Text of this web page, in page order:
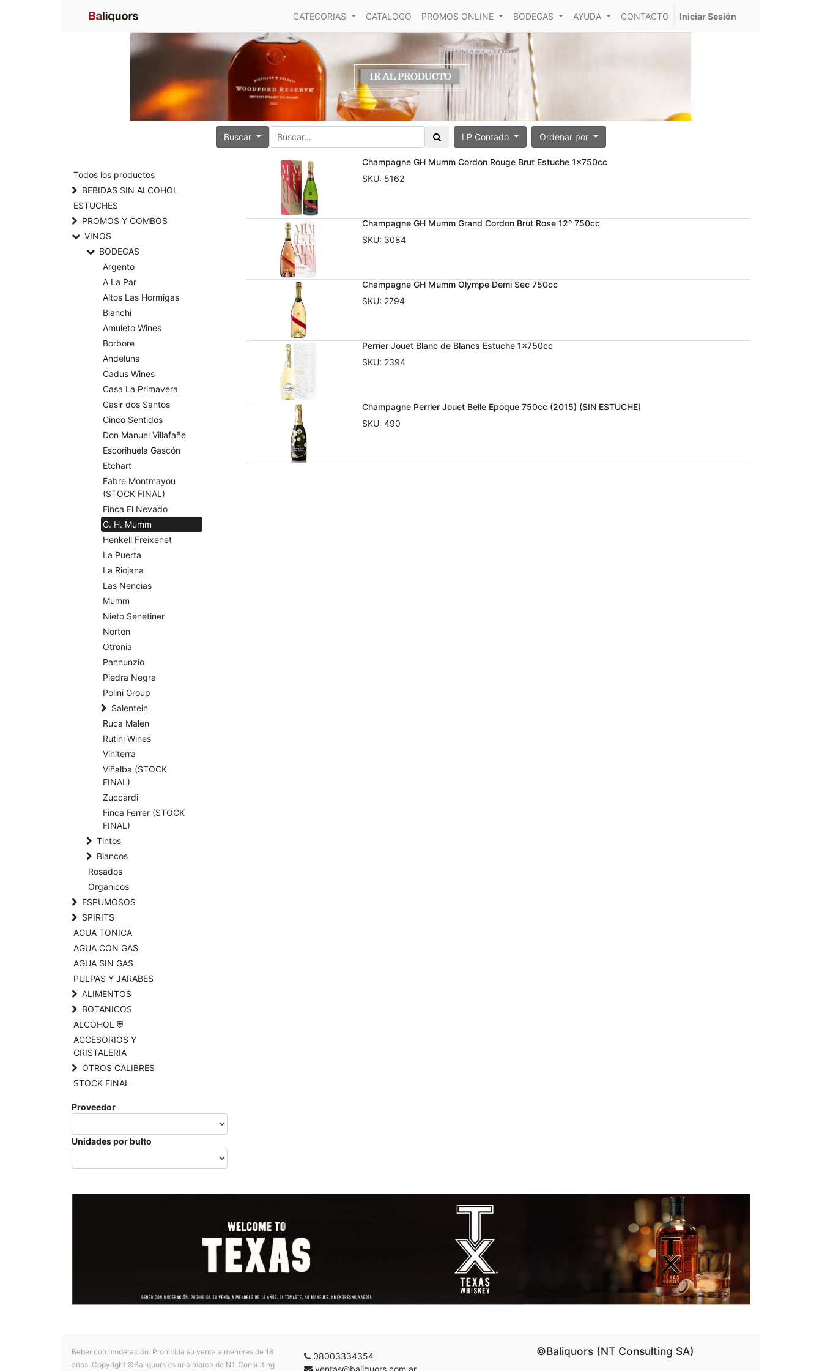
CATEGORIAS CATALOGO PROMOS ONLINE BODEGAS AYUDA CONTACTO Iniciar Sesión
Buscar LP Contado Ordenar por
Todos los productos
BEBIDAS SIN ALCOHOL
ESTUCHES
PROMOS Y COMBOS
VINOS
BODEGAS
Argento
A La Par
Altos Las Hormigas
Bianchi
Amuleto Wines
Borbore
Andeluna
Cadus Wines
Casa La Primavera
Casir dos Santos
Cinco Sentidos
Don Manuel Villafañe
Escorihuela Gascón
Etchart
Fabre Montmayou
(STOCK FINAL)
Finca El Nevado
G. H. Mumm
Henkell Freixenet
La Puerta
La Riojana
Las Nencias
Mumm
Nieto Senetiner
Norton
Otronia
Pannunzio
Piedra Negra
Polini Group
Salentein
Ruca Malen
Rutini Wines
Viniterra
Viñalba (STOCK
FINAL)
Zuccardi
Finca Ferrer (STOCK
FINAL)
Tintos
Blancos
Rosados
Organicos
ESPUMOSOS
SPIRITS
AGUA TONICA
AGUA CON GAS
AGUA SIN GAS
PULPAS Y JARABES
ALIMENTOS
BOTANICOS
ALCOHOL ⛨
ACCESORIOS Y
CRISTALERIA
OTROS CALIBRES
STOCK FINAL
Proveedor
Unidades por bulto
Champagne GH Mumm Cordon Rouge Brut Estuche 1x750cc
SKU: 5162
Champagne GH Mumm Grand Cordon Brut Rose 12º 750cc
SKU: 3084
Champagne GH Mumm Olympe Demi Sec 750cc
SKU: 2794
Perrier Jouet Blanc de Blancs Estuche 1x750cc
SKU: 2394
Champagne Perrier Jouet Belle Epoque 750cc (2015) (SIN ESTUCHE)
SKU: 490
Beber con moderación. Prohibida su venta a menores de 18
años. Copyright ©Baliquors es una marca de NT Consulting
08003334354
ventas@baliquors.com.ar
©Baliquors (NT Consulting SA)